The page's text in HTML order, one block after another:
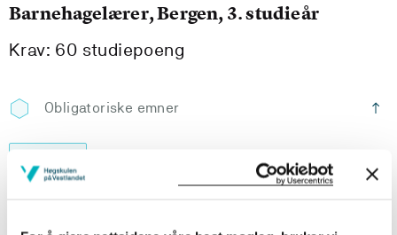
Barnehagelærer, Bergen, 3. studieår
Krav: 60 studiepoeng
Obligatoriske emner
Semester: 5